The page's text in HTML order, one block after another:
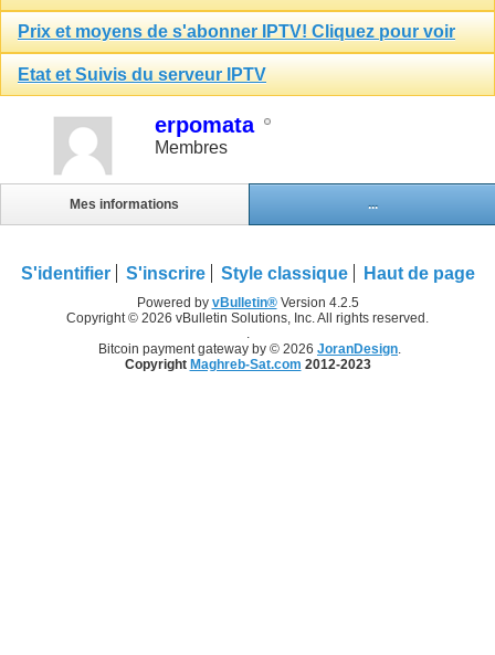
Prix et moyens de s'abonner IPTV! Cliquez pour voir
Etat et Suivis du serveur IPTV
erpomata
Membres
Mes informations ...
S'identifier S'inscrire Style classique Haut de page
Powered by vBulletin®Version 4.2.5
Copyright © 2026 vBulletin Solutions, Inc. All rights reserved.
Bitcoin payment gateway by © 2026 JoranDesign
Copyright Maghreb-Sat.com 2012-2023